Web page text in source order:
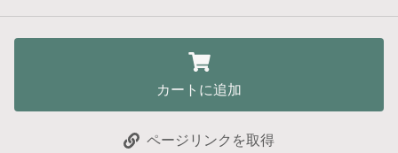
カートに追加
ページリンクを取得